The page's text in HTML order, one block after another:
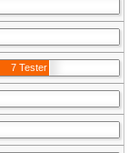
7 Tester